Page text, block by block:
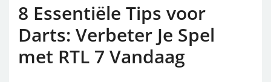
8 Essentiële Tips voor
Darts: Verbeter Je Spel
met RTL 7 Vandaag